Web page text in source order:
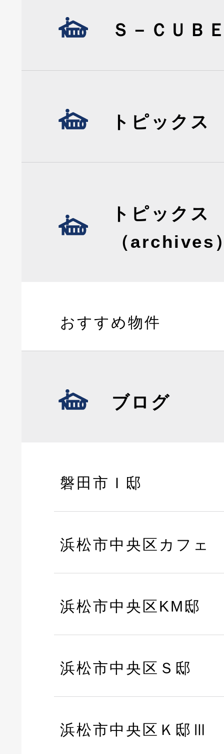
Ｓ－ＣＵＢ
トピックス
トピックス
（archives
おすすめ物件
ブログ
磐田市Ｉ邸
浜松市中央区カフェ
浜松市中央区KM邸
浜松市中央区Ｓ邸
浜松市中央区Ｋ邸Ⅲ